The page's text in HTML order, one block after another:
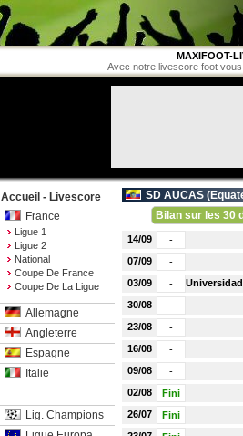
MAXIFOOT-
Avec notre livescore foot
Accueil - Livescore
France
Ligue 1
Ligue 2
National
Coupe De France
Coupe De La Ligue
Allemagne
Angleterre
Espagne
Italie
Lig. Champions
SD AUCAS (
Bilan sur les 30
14/09 -
07/09 -
03/09 -
30/08 -
23/08 -
16/08 -
09/08 -
02/08 Fini
26/07 Fini